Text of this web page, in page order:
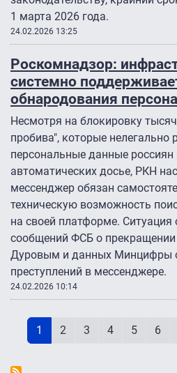
1 марта 2026 года.
24.02.2026 13:25
Роскомнадзор:
системно
обнародования
Несмотря на блокировку
пробива", которые нелегально
персональные данные
автоматических досье, РКН
мессенджер обязан
техническую возможность
на своей платформе. Ситуация
сообщений ФСБ о
Дуровым и данных Минцифры
преступлений в мессенджере.
24.02.2026 10:14
Текущая страница
1 Page
2 Page
3 Page
4 Page
5 6